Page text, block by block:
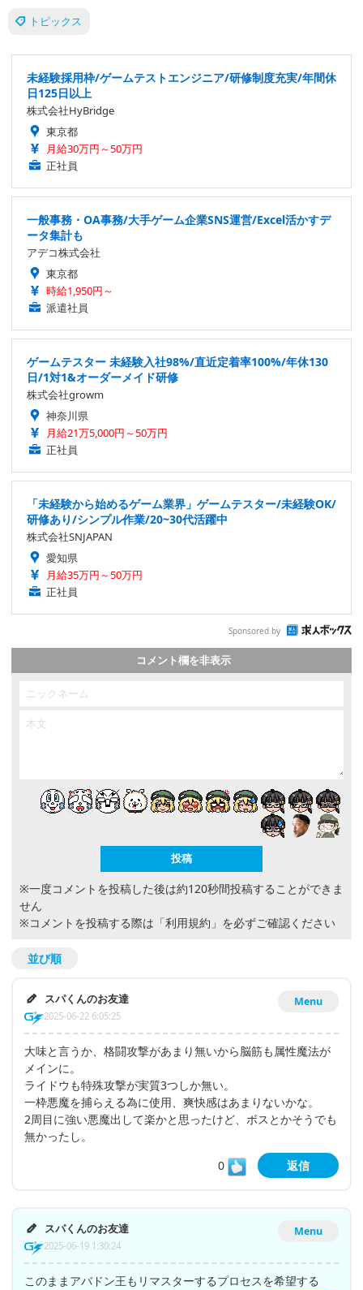
トピックス
未経験採用枠/ゲームテストエンジニア/研修制度充実/年間休
日125日以上
株式会社HyBridge
東京都
月給30万円～50万円
正社員
一般事務・OA事務/大手ゲーム企業SNS運営/Excel活かすデ
ータ集計も
アデコ株式会社
東京都
時給1,950円～
派遣社員
ゲームテスター 未経験入社98%/直近定着率100%/年休130
日/1対1&オーダーメイド研修
株式会社growm
神奈川県
月給21万5,000円～50万円
正社員
「未経験から始めるゲーム業界」ゲームテスター/未経験OK/
研修あり/シンプル作業/20~30代活躍中
株式会社SNJAPAN
愛知県
月給35万円～50万円
正社員
Sponsored by
コメント欄を非表示
※一度コメントを投稿した後は約120秒間投稿することができま
せん
※コメントを投稿する際は 「利用規約」 を必ずご確認ください
並び順
Menu
スパくんのお友達
2025-06-22 6:05:25
大味と言うか、格闘攻撃があまり無いから脳筋も属性魔法が
メインに。
ライドウも特殊攻撃が実質3つしか無い。
一枠悪魔を捕らえる為に使用、爽快感はあまりないかな。
2周目に強い悪魔出して楽かと思ったけど、ボスとかそうでも
無かったし。
0
返信
Menu
スパくんのお友達
2025-06-19 1:30:24
このままアバドン王もリマスターするプロセスを希望する